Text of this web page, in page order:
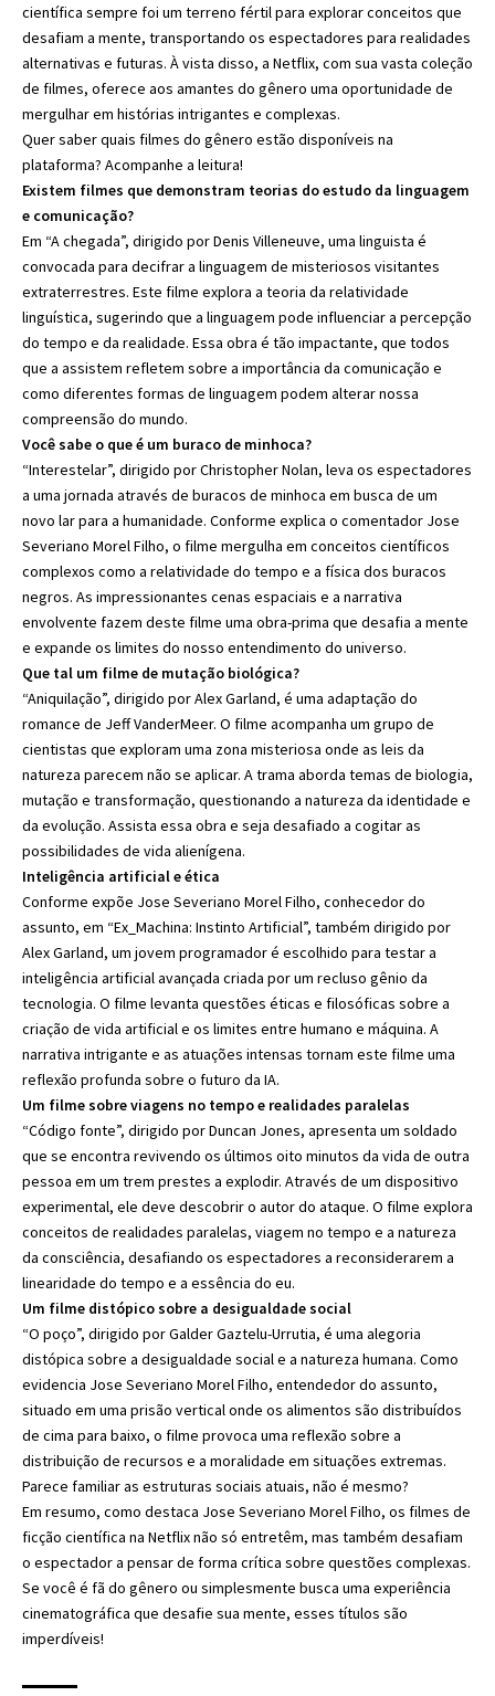
científica sempre foi um terreno fértil para explorar conceitos que
desafiam a mente, transportando os espectadores para realidades
alternativas e futuras. À vista disso, a Netflix, com sua vasta coleção
de filmes, oferece aos amantes do gênero uma oportunidade de
mergulhar em histórias intrigantes e complexas.
Quer saber quais filmes do gênero estão disponíveis na
plataforma? Acompanhe a leitura!
Existem filmes que demonstram teorias do estudo da linguagem
e comunicação?
Em “A chegada”, dirigido por Denis Villeneuve, uma linguista é
convocada para decifrar a linguagem de misteriosos visitantes
extraterrestres. Este filme explora a teoria da relatividade
linguística, sugerindo que a linguagem pode influenciar a percepção
do tempo e da realidade. Essa obra é tão impactante, que todos
que a assistem refletem sobre a importância da comunicação e
como diferentes formas de linguagem podem alterar nossa
compreensão do mundo.
Você sabe o que é um buraco de minhoca?
“Interestelar”, dirigido por Christopher Nolan, leva os espectadores
a uma jornada através de buracos de minhoca em busca de um
novo lar para a humanidade. Conforme explica o comentador Jose
Severiano Morel Filho, o filme mergulha em conceitos científicos
complexos como a relatividade do tempo e a física dos buracos
negros. As impressionantes cenas espaciais e a narrativa
envolvente fazem deste filme uma obra-prima que desafia a mente
e expande os limites do nosso entendimento do universo.
Que tal um filme de mutação biológica?
“Aniquilação”, dirigido por Alex Garland, é uma adaptação do
romance de Jeff VanderMeer. O filme acompanha um grupo de
cientistas que exploram uma zona misteriosa onde as leis da
natureza parecem não se aplicar. A trama aborda temas de biologia,
mutação e transformação, questionando a natureza da identidade e
da evolução. Assista essa obra e seja desafiado a cogitar as
possibilidades de vida alienígena.
Inteligência artificial e ética
Conforme expõe Jose Severiano Morel Filho, conhecedor do
assunto, em “Ex_Machina: Instinto Artificial”, também dirigido por
Alex Garland, um jovem programador é escolhido para testar a
inteligência artificial avançada criada por um recluso gênio da
tecnologia. O filme levanta questões éticas e filosóficas sobre a
criação de vida artificial e os limites entre humano e máquina. A
narrativa intrigante e as atuações intensas tornam este filme uma
reflexão profunda sobre o futuro da IA.
Um filme sobre viagens no tempo e realidades paralelas
“Código fonte”, dirigido por Duncan Jones, apresenta um soldado
que se encontra revivendo os últimos oito minutos da vida de outra
pessoa em um trem prestes a explodir. Através de um dispositivo
experimental, ele deve descobrir o autor do ataque. O filme explora
conceitos de realidades paralelas, viagem no tempo e a natureza
da consciência, desafiando os espectadores a reconsiderarem a
linearidade do tempo e a essência do eu.
Um filme distópico sobre a desigualdade social
“O poço”, dirigido por Galder Gaztelu-Urrutia, é uma alegoria
distópica sobre a desigualdade social e a natureza humana. Como
evidencia Jose Severiano Morel Filho, entendedor do assunto,
situado em uma prisão vertical onde os alimentos são distribuídos
de cima para baixo, o filme provoca uma reflexão sobre a
distribuição de recursos e a moralidade em situações extremas.
Parece familiar as estruturas sociais atuais, não é mesmo?
Em resumo, como destaca Jose Severiano Morel Filho, os filmes de
ficção científica na Netflix não só entretêm, mas também desafiam
o espectador a pensar de forma crítica sobre questões complexas.
Se você é fã do gênero ou simplesmente busca uma experiência
cinematográfica que desafie sua mente, esses títulos são
imperdíveis!